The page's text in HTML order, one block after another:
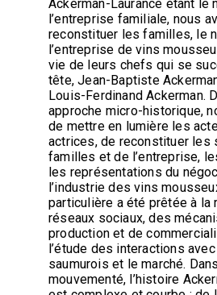
Ackerman-Laurance étant le
l’entreprise familiale, nous
reconstituer les familles, le
l’entreprise de vins
vie de leurs chefs qui se
tête, Jean-Baptiste
Louis-Ferdinand Ackerman.
approche micro-historique,
de mettre en lumière les
actrices, de reconstituer les
familles et de l’entreprise,
les représentations du
l’industrie des vins
particulière a été prêtée à la
réseaux sociaux, des
production et de
l’étude des interactions
saumurois et le marché.
mouvementé, l’histoire